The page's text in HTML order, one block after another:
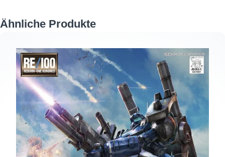
Produktgalerie überspringen
Ähnliche Produkte